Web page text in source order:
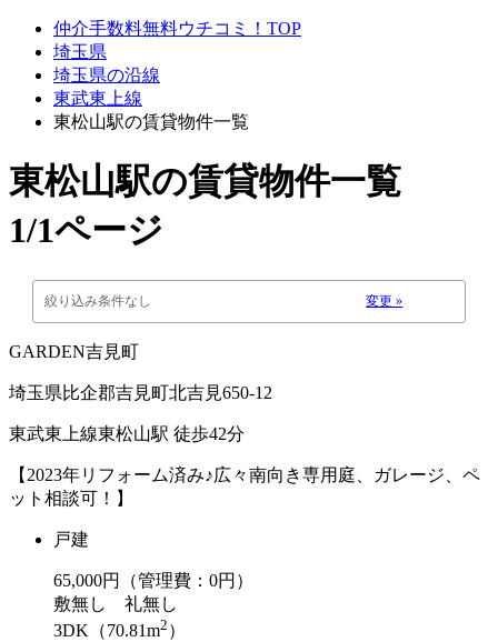
仲介手数料無料ウチコミ！TOP
埼玉県
埼玉県の沿線
東武東上線
東松山駅の賃貸物件一覧
東松山駅の賃貸物件一覧
1/1ページ
絞り込み条件なし 変更 »
GARDEN吉見町
埼玉県比企郡吉見町北吉見650-12
東武東上線東松山駅 徒歩42分
【2023年リフォーム済み♪広々南向き専用庭、ガレージ、ペ
ット相談可！】
戸建
65,000円（管理費：0円）
敷無し 礼無し
3DK（70.81m2 ）